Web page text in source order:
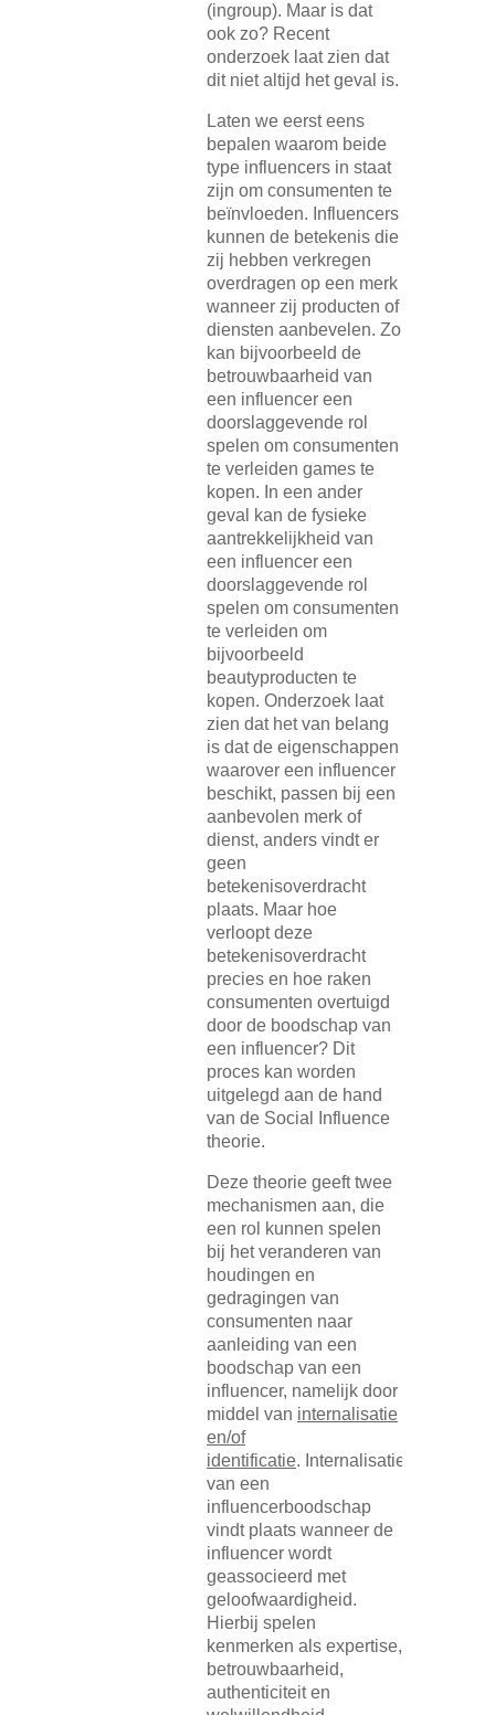
(ingroup). Maar is dat
ook zo? Recent
onderzoek laat zien dat
dit niet altijd het geval is.
Laten we eerst eens
bepalen waarom beide
type influencers in staat
zijn om consumenten te
beïnvloeden. Influencers
kunnen de betekenis die
zij hebben verkregen
overdragen op een merk
wanneer zij producten of
diensten aanbevelen. Zo
kan bijvoorbeeld de
betrouwbaarheid van
een influencer een
doorslaggevende rol
spelen om consumenten
te verleiden games te
kopen. In een ander
geval kan de fysieke
aantrekkelijkheid van
een influencer een
doorslaggevende rol
spelen om consumenten
te verleiden om
bijvoorbeeld
beautyproducten te
kopen. Onderzoek laat
zien dat het van belang
is dat de eigenschappen
waarover een influencer
beschikt, passen bij een
aanbevolen merk of
dienst, anders vindt er
geen
betekenisoverdracht
plaats. Maar hoe
verloopt deze
betekenisoverdracht
precies en hoe raken
consumenten overtuigd
door de boodschap van
een influencer? Dit
proces kan worden
uitgelegd aan de hand
van de Social Influence
theorie.
Deze theorie geeft twee
mechanismen aan, die
een rol kunnen spelen
bij het veranderen van
houdingen en
gedragingen van
consumenten naar
aanleiding van een
boodschap van een
influencer, namelijk door
middel van internalisatie
en/of
identificatie. Internalisatie
van een
influencerboodschap
vindt plaats wanneer de
influencer wordt
geassocieerd met
geloofwaardigheid.
Hierbij spelen
kenmerken als expertise,
betrouwbaarheid,
authenticiteit en